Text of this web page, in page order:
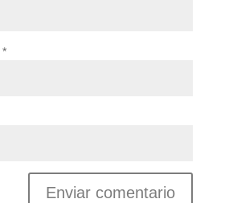
*